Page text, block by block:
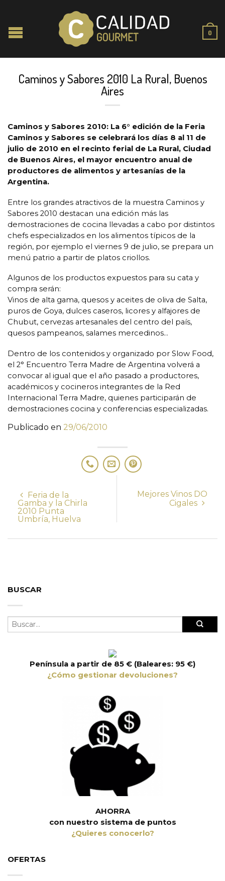
0
Caminos y Sabores 2010 La Rural, Buenos
Aires
Caminos y Sabores 2010: La 6° edición de la Feria
Caminos y Sabores se celebrará los días 8 al 11 de
julio de 2010 en el recinto ferial de La Rural, Ciudad
de Buenos Aires, el mayor encuentro anual de
productores de alimentos y artesanías de la
Argentina.
Entre los grandes atractivos de la muestra Caminos y
Sabores 2010 destacan una edición más las
demostraciones de cocina llevadas a cabo por distintos
chefs especializados en los alimentos típicos de la
región, por ejemplo el viernes 9 de julio, se prepara un
menú patrio a partir de platos criollos.
Algunos de los productos expuestos para su cata y
compra serán:
Vinos de alta gama, quesos y aceites de oliva de Salta,
puros de Goya, dulces caseros, licores y alfajores de
Chubut, cervezas artesanales del centro del país,
quesos pampeanos, salames mercedinos…
Dentro de los contenidos y organizado por Slow Food,
el 2° Encuentro Terra Madre de Argentina volverá a
convocar al igual que el año pasado a productores,
académicos y cocineros integrantes de la Red
Internacional Terra Madre, quienes participarán de
demostraciones cocina y conferencias especializadas.
Publicado en 29/06/2010
Feria de la
Gamba y la Chirla
2010 Punta
Umbría, Huelva
Mejores Vinos DO
Cigales
BUSCAR
Península a partir de 85 € (Baleares: 95 €)
¿Cómo gestionar devoluciones?
AHORRA
con nuestro sistema de puntos
¿Quieres conocerlo?
OFERTAS